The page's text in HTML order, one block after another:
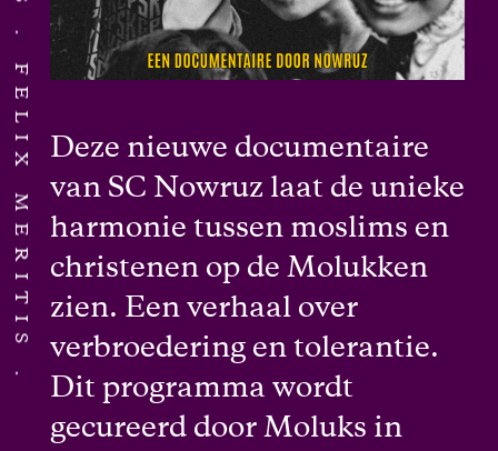
FELIX MERITIS
Deze nieuwe documentaire
van SC Nowruz laat de unieke
harmonie tussen moslims en
christenen op de Molukken
zien. Een verhaal over
verbroedering en tolerantie.
Dit programma wordt
gecureerd door Moluks in